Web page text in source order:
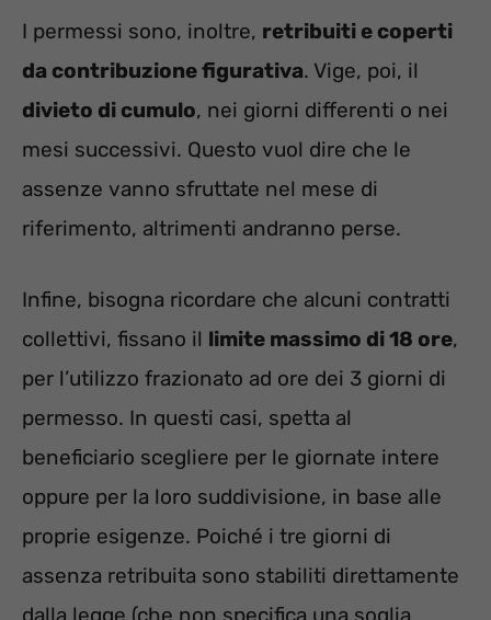
I permessi sono, inoltre, retribuiti e coperti
da contribuzione figurativa. Vige, poi, il
divieto di cumulo, nei giorni differenti o nei
mesi successivi. Questo vuol dire che le
assenze vanno sfruttate nel mese di
riferimento, altrimenti andranno perse.
Infine, bisogna ricordare che alcuni contratti
collettivi, fissano il limite massimo di 18 ore,
per l’utilizzo frazionato ad ore dei 3 giorni di
permesso. In questi casi, spetta al
beneficiario scegliere per le giornate intere
oppure per la loro suddivisione, in base alle
proprie esigenze. Poiché i tre giorni di
assenza retribuita sono stabiliti direttamente
dalla legge (che non specifica una soglia